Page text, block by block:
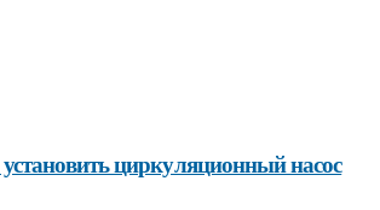
циркуляционный насос